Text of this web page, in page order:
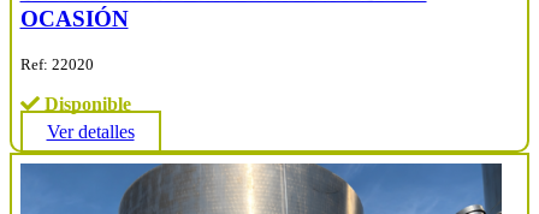
OCASIÓN
Ref: 22020
Disponible
Ver detalles